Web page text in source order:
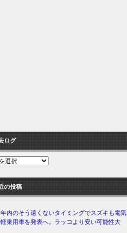
ログ
の投稿
年内のそう遠くないタイミングでスズキも電気
軽乗用車を発表へ。ラッコより安い可能性大